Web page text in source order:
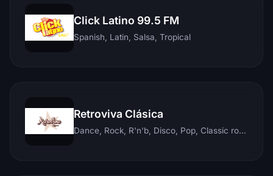
Click Latino 99.5 FM
Spanish, Latin, Salsa, Tropical
Retroviva Clásica
Dance, Rock, R'n'b, Disco, Pop, Classic rock, Techno, Reggae